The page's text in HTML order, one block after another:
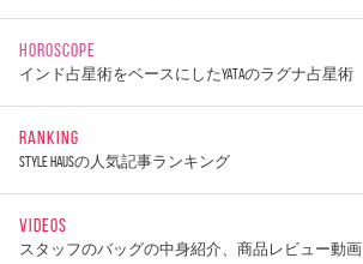
HOROSCOPE
インド占星術をベースにしたYATAのラグナ占星術
RANKING
STYLE HAUSの人気記事ランキング
VIDEOS
スタッフのバッグの中身紹介、商品レビュー動画